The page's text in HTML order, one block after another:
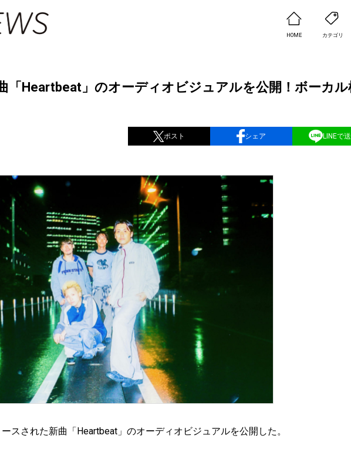
HOME カテゴリ
「Heartbeat」のオーディオビジュアルを公開！ボーカル
ポスト シェア LINEで
スされた新曲「Heartbeat」のオーディオビジュアルを公開した。